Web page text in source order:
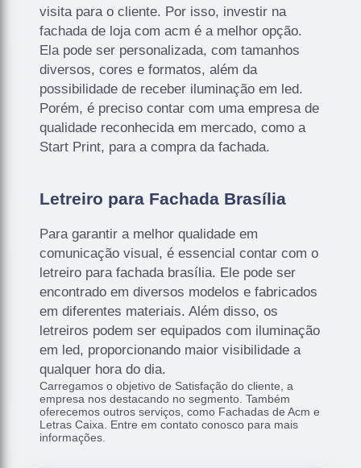
visita para o cliente. Por isso, investir na
fachada de loja com acm é a melhor opção.
Ela pode ser personalizada, com tamanhos
diversos, cores e formatos, além da
possibilidade de receber iluminação em led.
Porém, é preciso contar com uma empresa de
qualidade reconhecida em mercado, como a
Start Print, para a compra da fachada.
Letreiro para Fachada Brasília
Para garantir a melhor qualidade em
comunicação visual, é essencial contar com o
letreiro para fachada brasília. Ele pode ser
encontrado em diversos modelos e fabricados
em diferentes materiais. Além disso, os
letreiros podem ser equipados com iluminação
em led, proporcionando maior visibilidade a
qualquer hora do dia.
Carregamos o objetivo de Satisfação do cliente, a
empresa nos destacando no segmento. Também
oferecemos outros serviços, como Fachadas de Acm e
Letras Caixa. Entre em contato conosco para mais
informações.